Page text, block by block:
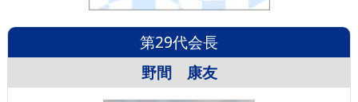
第29代会長
野間 康友